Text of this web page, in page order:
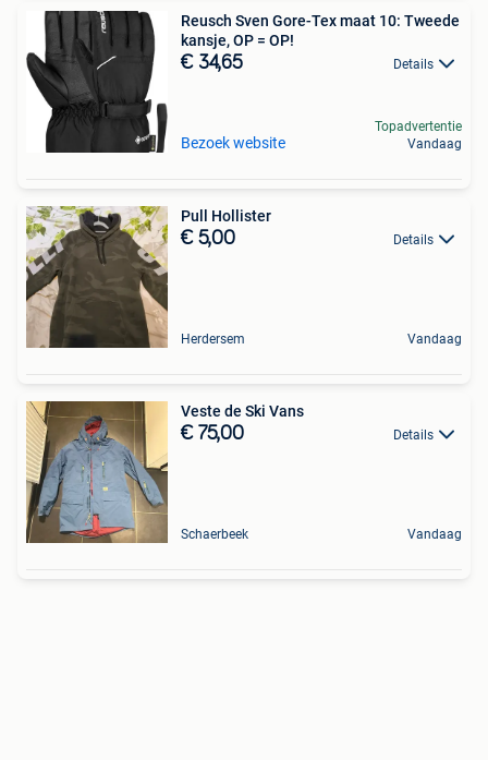
Reusch Sven Gore-Tex maat 10: Tweede
kansje, OP = OP!
€ 34,65 Details
Bezoek website
Topadvertentie
Vandaag
Pull Hollister
€ 5,00 Details
Herdersem Vandaag
Veste de Ski Vans
€ 75,00 Details
Schaerbeek Vandaag